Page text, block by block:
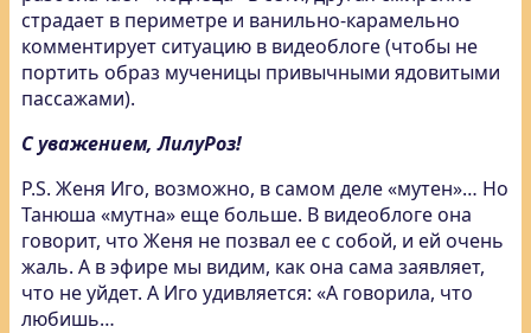
страдает в периметре и ванильно-карамельно
комментирует ситуацию в видеоблоге (чтобы не
портить образ мученицы привычными ядовитыми
пассажами).
С уважением, ЛилуРоз!
P.S. Женя Иго, возможно, в самом деле «мутен»… Но
Танюша «мутна» еще больше. В видеоблоге она
говорит, что Женя не позвал ее с собой, и ей очень
жаль. А в эфире мы видим, как она сама заявляет,
что не уйдет. А Иго удивляется: «А говорила, что
любишь…